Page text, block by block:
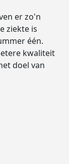
er zo'n
ziekte is
één.
kwaliteit
doel van